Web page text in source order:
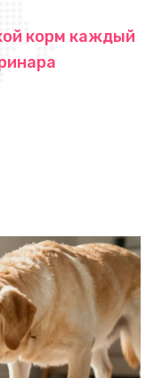
корм каждый